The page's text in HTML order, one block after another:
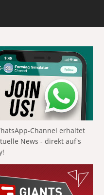
Channel erhaltet
News - direkt auf's